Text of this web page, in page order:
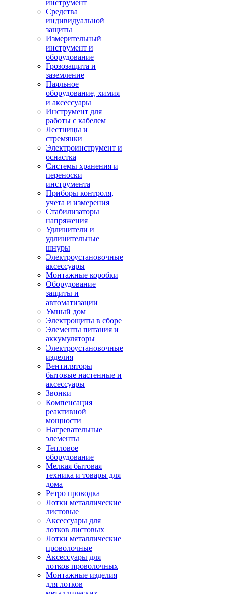
инструмент
Средства
индивидуальной
защиты
Измерительный
инструмент и
оборудование
Грозозащита и
заземление
Паяльное
оборудование, химия
и аксессуары
Инструмент для
работы с кабелем
Лестницы и
стремянки
Электроинструмент и
оснастка
Системы хранения и
переноски
инструмента
Приборы контроля,
учета и измерения
Стабилизаторы
напряжения
Удлинители и
удлинительные
шнуры
Электроустановочные
аксессуары
Монтажные коробки
Оборудование
защиты и
автоматизации
Умный дом
Электрощиты в сборе
Элементы питания и
аккумуляторы
Электроустановочные
изделия
Вентиляторы
бытовые настенные и
аксессуары
Звонки
Компенсация
реактивной
мощности
Нагревательные
элементы
Тепловое
оборудование
Мелкая бытовая
техника и товары для
дома
Ретро проводка
Лотки металлические
листовые
Аксессуары для
лотков листовых
Лотки металлические
проволочные
Аксессуары для
лотков проволочных
Монтажные изделия
для лотков